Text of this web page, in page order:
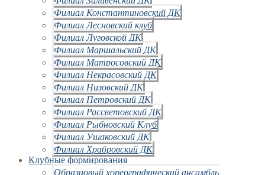
Филиал Константиновский ДК
Филиал Лесновский клуб
Филиал Луговской ДК
Филиал Маршальский ДК
Филиал Матросовский ДК
Филиал Некрасовский ДК
Филиал Низовский ДК
Филиал Петровский ДК
Филиал Рассветовский ДК
Филиал Рыбновский Клуб
Филиал Ушаковский ДК
Филиал Храбровский ДК
Клубные формирования
Образцовый хореографический ансамбль